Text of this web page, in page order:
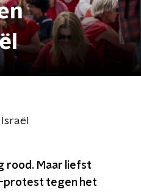
rood. Maar liefst
protest tegen het